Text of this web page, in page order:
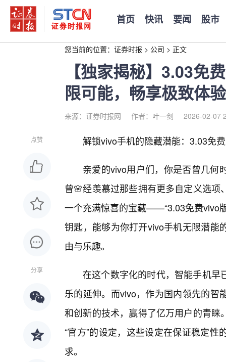
首页 快讯 要闻 股市
您当前的位置： 证券时报 > 公司 > 正文
【独家揭秘】3.03免
限可能，畅享极致体
来源：证券时报网 作者：叶一剑 2026-02-07
点赞
分享
解锁vivo手机的隐藏潜能：3.03免
亲爱的vivo用户们，你是否曾几何
曾🌸经羡慕过那些拥有更多自定义选
一个充满惊喜的宝藏——“3.03免费vivo
钥匙，能够为你打开vivo手机无限潜能
由与乐趣。
在这个数字化的时代，智能手机早
乐的延伸。而vivo，作为国内领先的智
和创新的技术，赢得了亿万用户的青
“官方”的设定，这些设定在保证稳定
求。